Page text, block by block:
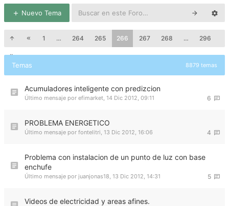
Nuevo Tema
1 … 264 265 266 267 268 … 296
Temas 8879 temas
Acumuladores inteligente con predizcion
6
Último mensaje por efimarket, 14 Dic 2012, 09:11
PROBLEMA ENERGETICO
4
Último mensaje por fontelitri, 13 Dic 2012, 16:06
Problema con instalacion de un punto de luz con base
enchufe
5
Último mensaje por juanjonas18, 13 Dic 2012, 14:31
Videos de electricidad y areas afines.